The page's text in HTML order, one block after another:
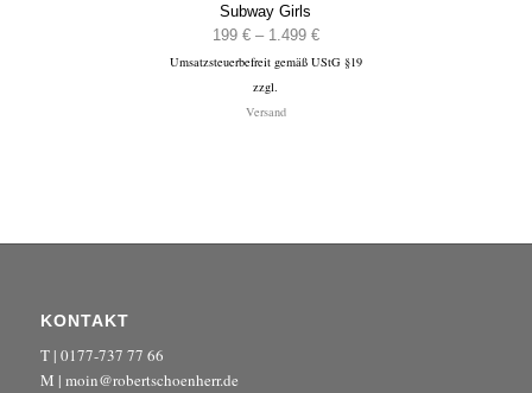
Subway Girls
199 € – 1.499 €Preisspanne:
199 €
Umsatzsteuerbefreit gemäß UStG §19
zzgl.
Versand
KONTAKT
T | 0177-737 77 66
M | moin@robertschoenherr.de